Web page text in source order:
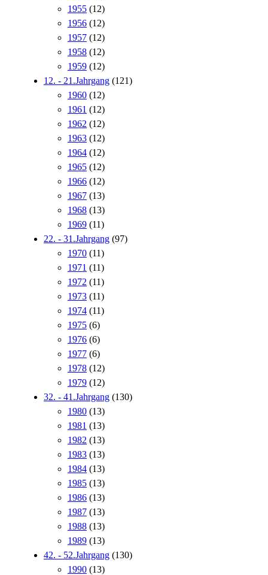
1955 (12)
1956 (12)
1957 (12)
1958 (12)
1959 (12)
12. - 21.Jahrgang (121)
1960 (12)
1961 (12)
1962 (12)
1963 (12)
1964 (12)
1965 (12)
1966 (12)
1967 (13)
1968 (13)
1969 (11)
22. - 31.Jahrgang (97)
1970 (11)
1971 (11)
1972 (11)
1973 (11)
1974 (11)
1975 (6)
1976 (6)
1977 (6)
1978 (12)
1979 (12)
32. - 41.Jahrgang (130)
1980 (13)
1981 (13)
1982 (13)
1983 (13)
1984 (13)
1985 (13)
1986 (13)
1987 (13)
1988 (13)
1989 (13)
42. - 52.Jahrgang (130)
1990 (13)